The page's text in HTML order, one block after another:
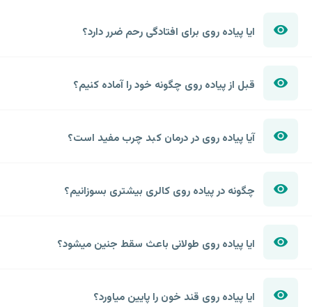
ایا پیاده روی برای افتادگی رحم ضرر دارد؟
قبل از پیاده روی چگونه خود را آماده کنیم؟
آیا پیاده روی در درمان کبد چرب مفید است؟
چگونه در پیاده روی کالری بیشتری بسوزانیم؟
ایا پیاده روی طولانی باعث سقط جنین میشود؟
ایا پیاده روی قند خون را پایین میاورد؟